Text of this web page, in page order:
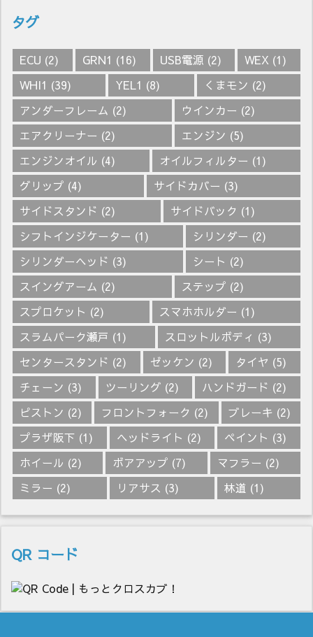
タグ
ECU (2) GRN1 (16) USB電源 (2) WEX (1)
WHI1 (39) YEL1 (8) くまモン (2)
アンダーフレーム (2) ウインカー (2)
エアクリーナー (2) エンジン (5)
エンジンオイル (4) オイルフィルター (1)
グリップ (4) サイドカバー (3)
サイドスタンド (2) サイドバック (1)
シフトインジケーター (1) シリンダー (2)
シリンダーヘッド (3) シート (2)
スイングアーム (2) ステップ (2)
スプロケット (2) スマホホルダー (1)
スラムパーク瀬戸 (1) スロットルボディ (3)
センタースタンド (2) ゼッケン (2) タイヤ (5)
チェーン (3) ツーリング (2) ハンドガード (2)
ピストン (2) フロントフォーク (2) ブレーキ (2)
プラザ阪下 (1) ヘッドライト (2) ペイント (3)
ホイール (2) ボアアップ (7) マフラー (2)
ミラー (2) リアサス (3) 林道 (1)
QR コード